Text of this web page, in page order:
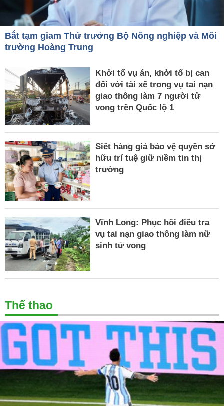
Bắt tạm giam Thứ trưởng Bộ Nông nghiệp và Môi
trường Hoàng Trung
Khởi tố vụ án, khởi tố bị can
đối với tài xế trong vụ tai nạn
giao thông làm 7 người tử
vong trên Quốc lộ 1
Siết hàng giả bảo vệ quyền sở
hữu trí tuệ giữ niềm tin thị
trường
Vĩnh Long: Phục hồi điều tra
vụ tai nạn giao thông làm nữ
sinh tử vong
Thể thao